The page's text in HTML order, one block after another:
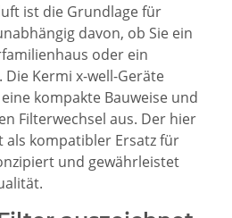
ist die Grundlage für
davon, ob Sie ein
oder ein
Kermi x-well-Geräte
kompakte Bauweise und
Filterwechsel aus. Der hier
als kompatibler Ersatz für
und gewährleistet